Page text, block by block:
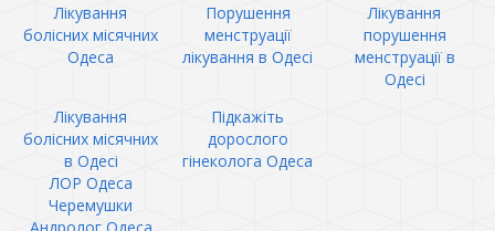
Лікування
болісних місячних
Одеса
Порушення
менструації
лікування в Одесі
Лікування
порушення
менструації в
Одесі
Лікування
болісних місячних
в Одесі
Підкажіть
дорослого
гінеколога Одеса
ЛОР Одеса
Черемушки